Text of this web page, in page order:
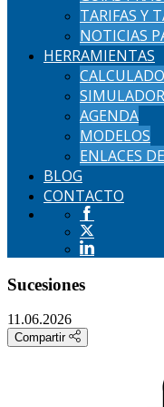
TARIFAS Y
NOTICIAS
HERRAMIENTAS
AGENDA
MODELOS
ENLACES
BLOG
CONTACTO
Sucesiones
11.06.2026
Compartir